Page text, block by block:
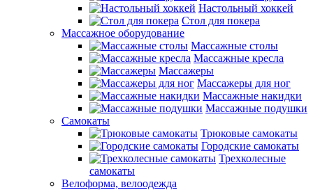
Настольный хоккей
Стол для покера
Массажное оборудование
Массажные столы
Массажные кресла
Массажеры
Массажеры для ног
Массажные накидки
Массажные подушки
Самокаты
Трюковые самокаты
Городские самокаты
Трехколесные
самокаты
Велоформа, велоодежда